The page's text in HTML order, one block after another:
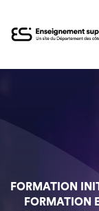
principal
FORMATION
FORMATION